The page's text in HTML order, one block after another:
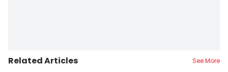
Related Articles See More